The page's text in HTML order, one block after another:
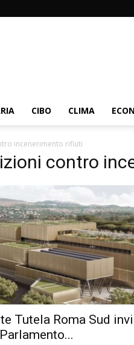
CIBO CLIMA
incenerimento rifiuti
contro
Tutela Roma Sud